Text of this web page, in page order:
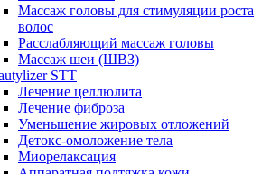
Массаж головы для стимуляции роста
волос
Расслабляющий массаж головы
Массаж шеи (ШВЗ)
STT
Лечение целлюлита
Лечение фиброза
Уменьшение жировых отложений
Детокс-омоложение тела
Миорелаксация